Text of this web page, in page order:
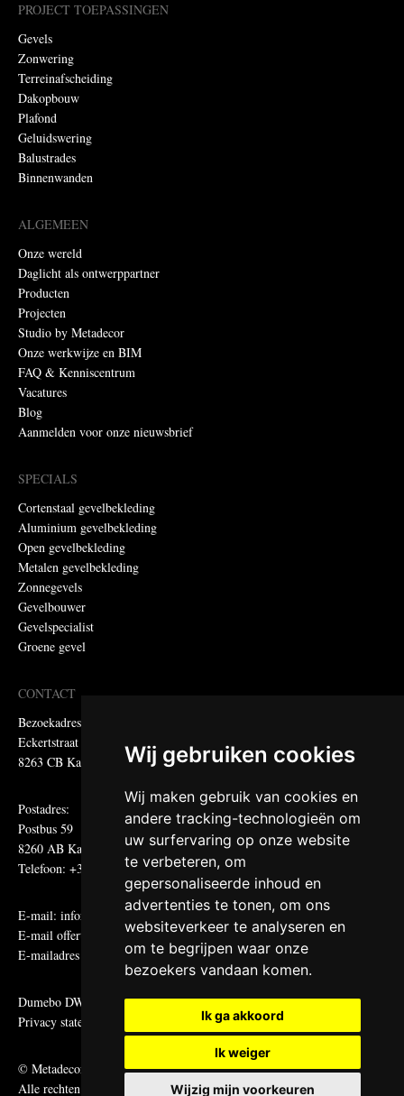
Wij gebruiken cookies
Wij maken gebruik van cookies en
andere tracking-technologieën om
uw surfervaring op onze website
te verbeteren, om
gepersonaliseerde inhoud en
advertenties te tonen, om ons
websiteverkeer te analyseren en
om te begrijpen waar onze
bezoekers vandaan komen.
Ik ga akkoord
Ik weiger
Wijzig mijn voorkeuren
PROJECT TOEPASSINGEN
Gevels
Zonwering
Terreinafscheiding
Dakopbouw
Plafond
Geluidswering
Balustrades
Binnenwanden
ALGEMEEN
Onze wereld
Daglicht als ontwerppartner
Producten
Projecten
Studio by Metadecor
Onze werkwijze en BIM
FAQ & Kenniscentrum
Vacatures
Blog
Aanmelden voor onze nieuwsbrief
SPECIALS
Cortenstaal gevelbekleding
Aluminium gevelbekleding
Open gevelbekleding
Metalen gevelbekleding
Zonnegevels
Gevelbouwer
Gevelspecialist
Groene gevel
CONTACT
Bezoekadres:
Eckertstraat 75
8263 CB Kampen
Postadres:
Postbus 59
8260 AB Kampen
Telefoon: +31 (0)38 331 81 81
E-mail: informatie@metadecor.nl
E-mail offertes:
calculatie@metadecor.nl
E-mailadres administratie:facturen@metadecor.nl
Dumebo DWS voorwaarden
Privacy statement
© Metadecor
Alle rechten voorbehouden